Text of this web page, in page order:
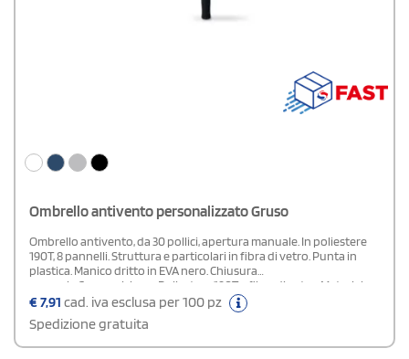
Ombrello antivento personalizzato Gruso
Ombrello antivento, da 30 pollici, apertura manuale. In poliestere
190T, 8 pannelli. Struttura e particolari in fibra di vetro. Punta in
plastica. Manico dritto in EVA nero. Chiusura
manuale.Composizione: Poliestere 190T e fibra di vetro. Materiale
riciclabile.
€7,91 cad. iva esclusa per 100 pz
Spedizione gratuita